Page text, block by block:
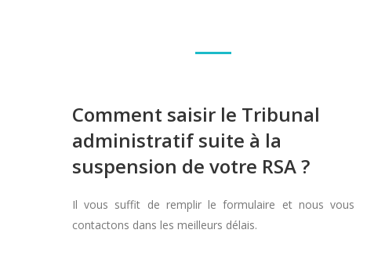
Comment saisir le Tribunal
administratif suite à la
suspension de votre RSA ?
Il vous suffit de remplir le formulaire et nous vous
contactons dans les meilleurs délais.